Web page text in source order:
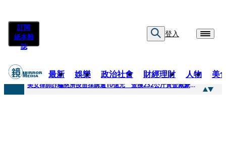
訂閱
紙本雜
誌
登入
最新 娛樂 政治社會 財經理財 人物 美
快訊
美女律師詐騙慈濟疫苗採購逾10億元 查獲232公斤黃金藏豪宅地板下